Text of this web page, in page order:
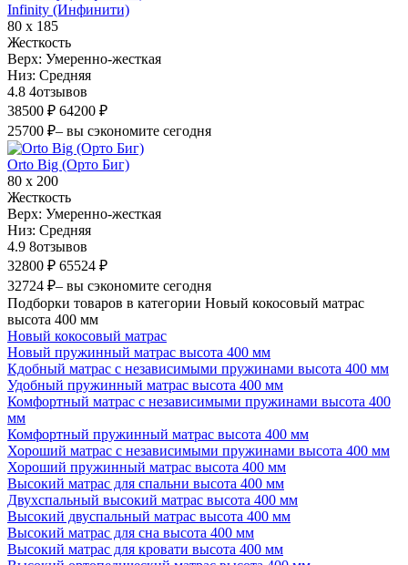
Infinity (Инфинити)
80 х 185
Жесткость
Верх: Умеренно-жесткая
Низ: Средняя
4.8 4отзывов
38500 ₽ 64200 ₽
25700 ₽– вы сэкономите сегодня
Orto Big (Орто Биг)
80 х 200
Жесткость
Верх: Умеренно-жесткая
Низ: Средняя
4.9 8отзывов
32800 ₽ 65524 ₽
32724 ₽– вы сэкономите сегодня
Подборки товаров в категории Новый кокосовый матрас
высота 400 мм
Новый кокосовый матрас
Новый пружинный матрас высота 400 мм
Кдобный матрас с независимыми пружинами высота 400 мм
Удобный пружинный матрас высота 400 мм
Комфортный матрас с независимыми пружинами высота 400
мм
Комфортный пружинный матрас высота 400 мм
Хороший матрас с независимыми пружинами высота 400 мм
Хороший пружинный матрас высота 400 мм
Высокий матрас для спальни высота 400 мм
Двухспальный высокий матрас высота 400 мм
Высокий двуспальный матрас высота 400 мм
Высокий матрас для сна высота 400 мм
Высокий матрас для кровати высота 400 мм